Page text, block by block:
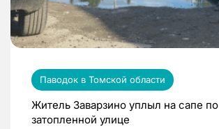
Паводок в Томской области
Житель Заварзино уплыл на сапе по
затопленной улице